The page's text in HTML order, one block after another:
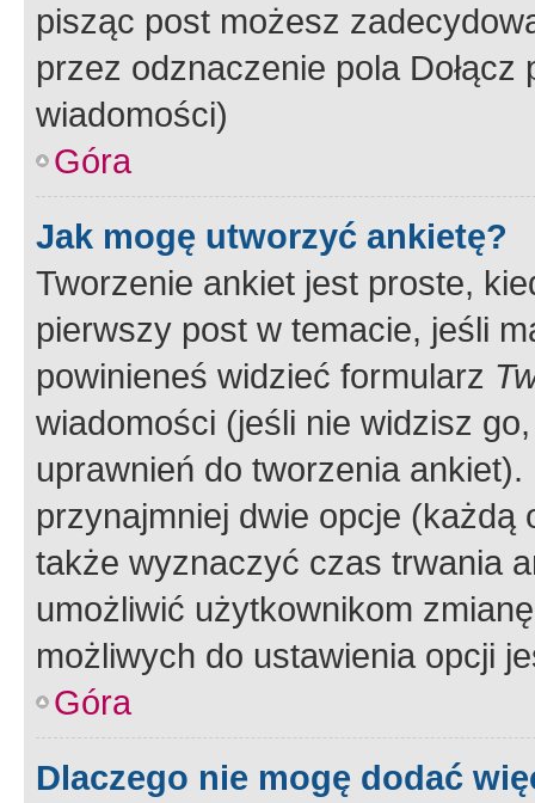
pisząc post możesz
przez odznaczenie pola
wiadomości)
Góra
Jak mogę utworzyć ankietę?
Tworzenie ankiet jest proste,
pierwszy post w temacie, jeśli
powinieneś widzieć formularz
wiadomości (jeśli nie widzisz
uprawnień do tworzenia
przynajmniej dwie opcje
także wyznaczyć czas trwania
umożliwić użytkownikom
możliwych do ustawienia opcji
Góra
Dlaczego nie mogę dodać